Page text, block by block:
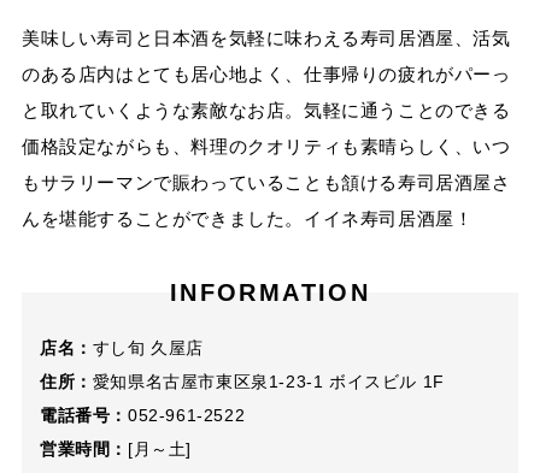
美味しい寿司と日本酒を気軽に味わえる寿司居酒屋、活気
のある店内はとても居心地よく、仕事帰りの疲れがパーっ
と取れていくような素敵なお店。気軽に通うことのできる
価格設定ながらも、料理のクオリティも素晴らしく、いつ
もサラリーマンで賑わっていることも頷ける寿司居酒屋さ
んを堪能することができました。イイネ寿司居酒屋！
INFORMATION
店名： すし旬 久屋店
住所： 愛知県名古屋市東区泉1-23-1 ボイスビル 1F
電話番号： 052-961-2522
営業時間： [月～土]